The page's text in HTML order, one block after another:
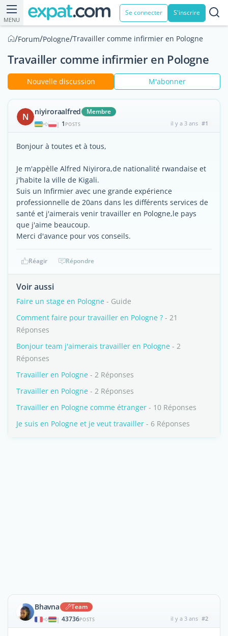
MENU
Se connecter S'inscrire
/Forum/Pologne/Travailler comme infirmier en Pologne
Travailler comme infirmier en Pologne
Nouvelle discussion M'abonner
N niyiroraalfred Membre
| 1 POSTS il y a 3 ans #1
Bonjour à toutes et à tous,
Je m'appèlle Alfred Niyirora,de nationalité rwandaise et
j'habite la ville de Kigali.
Suis un Infirmier avec une grande expérience
professionnelle de 20ans dans les différents services de
santé et j'aimerais venir travailler en Pologne,le pays
que j'aime beaucoup.
Merci d'avance pour vos conseils.
Réagir Répondre
Voir aussi
Faire un stage en Pologne - Guide
Comment faire pour travailler en Pologne ? - 21
Réponses
Bonjour team j'aimerais travailler en Pologne - 2
Réponses
Travailler en Pologne - 2 Réponses
Travailler en Pologne - 2 Réponses
Travailler en Pologne comme étranger - 10 Réponses
Je suis en Pologne et je veut travailler - 6 Réponses
Bhavna Team
| 43736POSTS il y a 3 ans #2